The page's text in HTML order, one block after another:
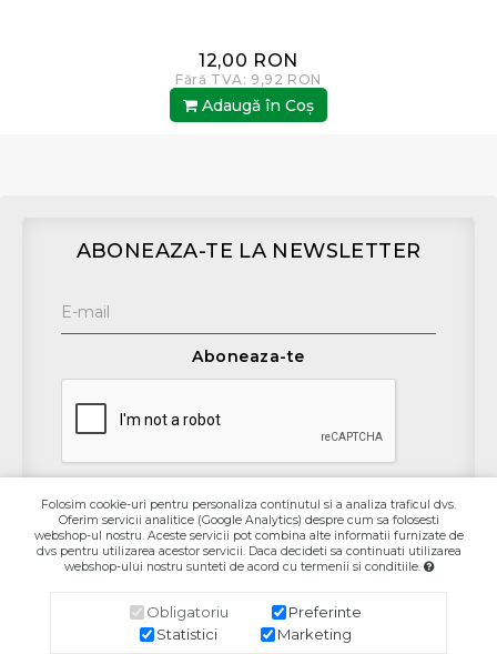
12,00 RON
Fără TVA: 9,92 RON
Adaugă în Coş
ABONEAZA-TE LA NEWSLETTER
Aboneaza-te
Contact
Contul Meu
Folosim cookie-uri pentru personaliza continutul si a analiza traficul dvs.
Oferim servicii analitice (Google Analytics) despre cum sa folosesti
webshop-ul nostru. Aceste servicii pot combina alte informatii furnizate de
dvs pentru utilizarea acestor servicii. Daca decideti sa continuati utilizarea
webshop-ului nostru sunteti de acord cu termenii si conditiile.
Obligatoriu
Preferinte
Statistici
Marketing